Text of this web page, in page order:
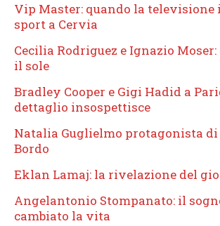
Vip Master: quando la televisione
sport a Cervia
Cecilia Rodriguez e Ignazio
il sole
Bradley Cooper e Gigi Hadid a
dettaglio insospettisce
Natalia Guglielmo protagonista di
Bordo
Eklan Lamaj: la rivelazione del
Angelantonio Stompanato: il
cambiato la vita